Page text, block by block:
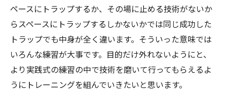
ペースにトラップするか、その場に止める技術がないか
らスペースにトラップするしかないかでは同じ成功した
トラップでも中身が全く違います。そういった意味では
いろんな練習が大事です。目的だけ外れないようにと、
より実践式の練習の中で技術を磨いて行ってもらえるよ
うにトレーニングを組んでいきたいと思います。